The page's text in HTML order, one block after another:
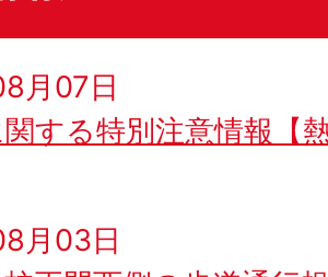
月07日
する特別注意情報【
月03日